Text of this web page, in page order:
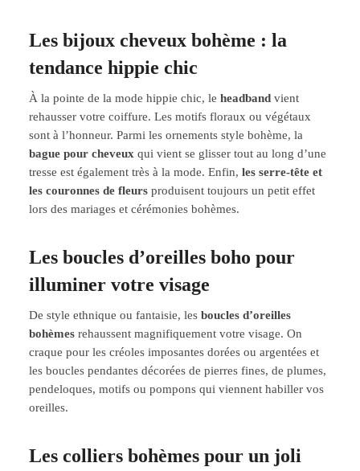
Les bijoux cheveux bohème : la
tendance hippie chic
À la pointe de la mode hippie chic, leheadband vient
rehausser votre coiffure. Les motifs floraux ou végétaux
sont à l’honneur. Parmi les ornements style bohème, la
bague pour cheveux qui vient se glisser tout au long d’une
tresse est également très à la mode. Enfin,les serre-tête et
les couronnes de fleurs produisent toujours un petit effet
lors des mariages et cérémonies bohèmes.
Les boucles d’oreilles boho pour
illuminer votre visage
De style ethnique ou fantaisie, lesboucles d’oreilles
bohèmes rehaussent magnifiquement votre visage. On
craque pour les créoles imposantes dorées ou argentées et
les boucles pendantes décorées de pierres fines, de plumes,
pendeloques, motifs ou pompons qui viennent habiller vos
oreilles.
Les colliers bohèmes pour un joli